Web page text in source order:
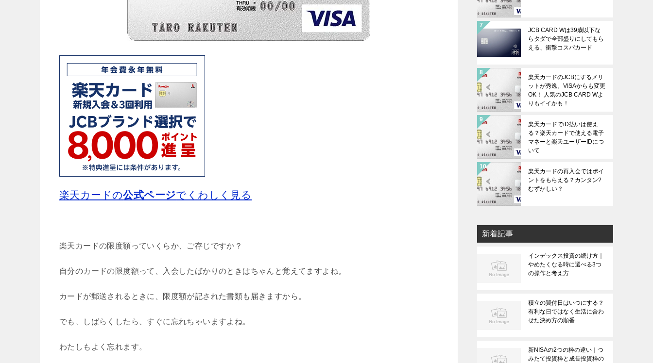
楽天カードの公式ページでくわしく見る
楽天カードの限度額っていくらか、ご存じですか？
自分のカードの限度額って、入会したばかりのときはちゃんと覚えてますよね。
カードが郵送されるときに、限度額が記された書類も届きますから。
でも、しばらくしたら、すぐに忘れちゃいますよね。
わたしもよく忘れます。
JCB CARD Wは39歳以下な
らタダで全部盛りにしてもら
える、衝撃コスパカード
楽天カードのJCBにするメリ
ットが秀逸。VISAからも変更
OK！ 人気のJCB CARD Wよ
りもイイかも！
楽天カードでiD払いは使え
る？楽天カードで使える電子
マネーと楽天ユーザーIDにつ
いて
楽天カードの再入会ではポイ
ントをもらえる？カンタン?
むずかしい？
新着記事
インデックス投資の続け方｜
やめたくなる時に選べる3つ
の操作と考え方
積立の買付日はいつにする？
有利な日ではなく生活に合わ
せた決め方の順番
新NISAの2つの枠の違い｜つ
みたて投資枠と成長投資枠の